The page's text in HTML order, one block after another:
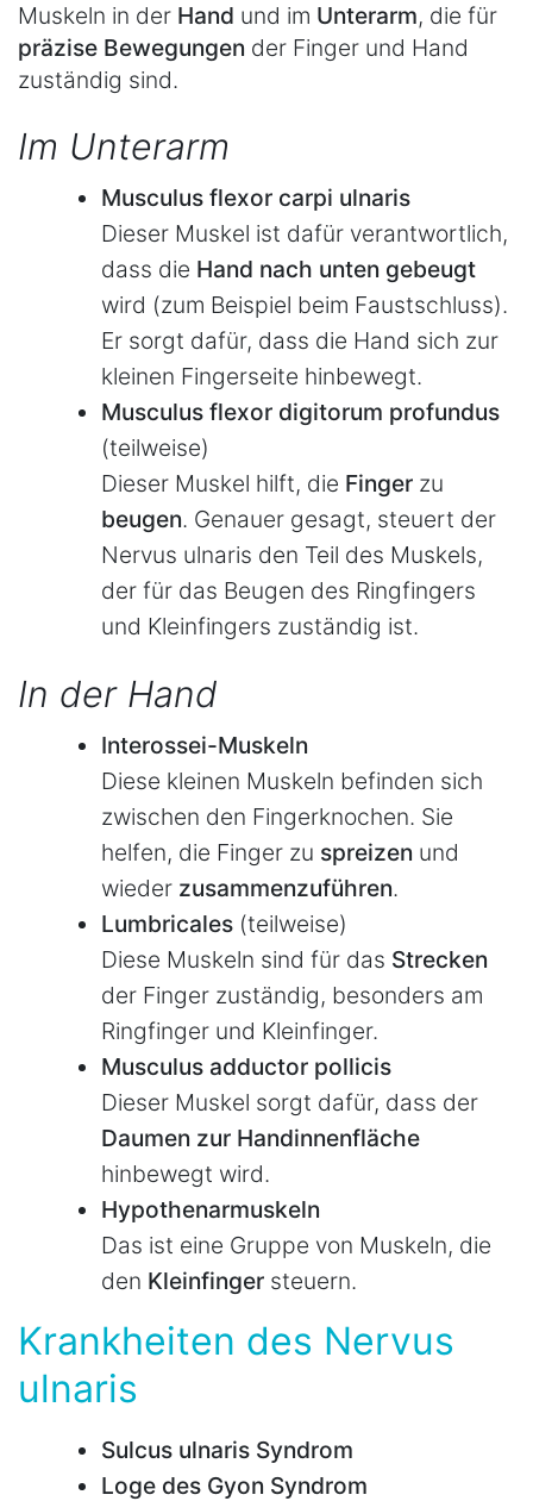
Muskeln in der Hand und im Unterarm, die für
präzise Bewegungen der Finger und Hand
zuständig sind.
Im Unterarm
Musculus flexor carpi ulnaris
Dieser Muskel ist dafür verantwortlich,
dass die Hand nach unten gebeugt
wird (zum Beispiel beim Faustschluss).
Er sorgt dafür, dass die Hand sich zur
kleinen Fingerseite hinbewegt.
Musculus flexor digitorum profundus
(teilweise)
Dieser Muskel hilft, die Finger zu
beugen. Genauer gesagt, steuert der
Nervus ulnaris den Teil des Muskels,
der für das Beugen des Ringfingers
und Kleinfingers zuständig ist.
In der Hand
Interossei-Muskeln
Diese kleinen Muskeln befinden sich
zwischen den Fingerknochen. Sie
helfen, die Finger zu spreizen und
wieder zusammenzuführen.
Lumbricales (teilweise)
Diese Muskeln sind für das Strecken
der Finger zuständig, besonders am
Ringfinger und Kleinfinger.
Musculus adductor pollicis
Dieser Muskel sorgt dafür, dass der
Daumen zur Handinnenfläche
hinbewegt wird.
Hypothenarmuskeln
Das ist eine Gruppe von Muskeln, die
den Kleinfinger steuern.
Krankheiten des Nervus
ulnaris
Sulcus ulnaris Syndrom
Loge des Gyon Syndrom